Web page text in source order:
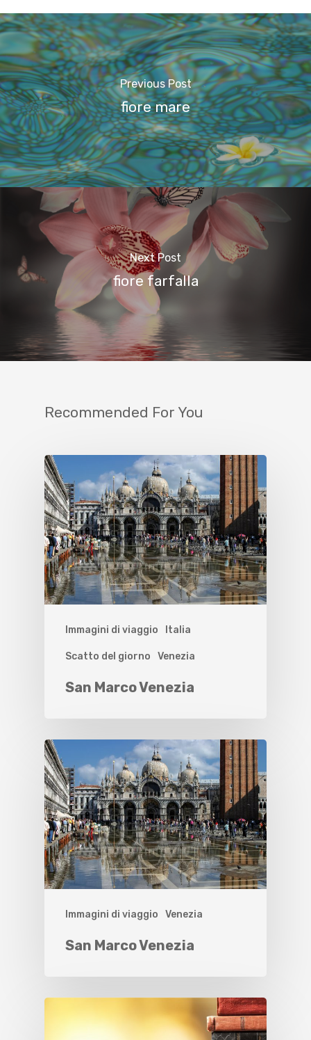
Previous Post
fiore mare
Next Post
fiore farfalla
Recommended For You
Immagini di viaggio Italia
Scatto del giorno Venezia
San Marco Venezia
Immagini di viaggio Venezia
San Marco Venezia